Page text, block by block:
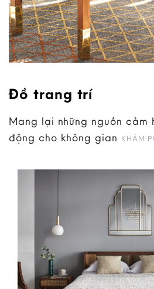
Đồ trang trí
Mang lại những nguồn cảm
động cho không gian KHÁM